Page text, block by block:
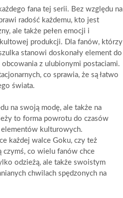
fana tej serii. Bez względu na
radość każdemu, kto jest
ale także pełen emocji i
produkcji. Dla fanów, którzy
stanowi doskonały element do
z ulubionymi postaciami.
co sprawia, że są łatwo
świata.
na swoją modę, ale także na
to forma powrotu do czasów
elementów kulturowych.
każdej walce Goku, czy też
czymś, co wielu fanów chce
odzieżą, ale także swoistym
chwilach spędzonych na